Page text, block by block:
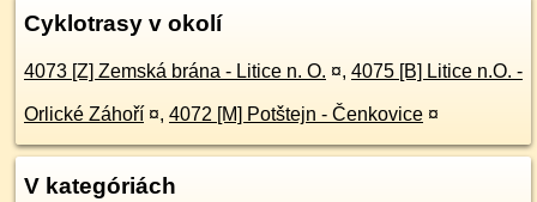
Cyklotrasy v okolí
4073 [Z] Zemská brána - Litice n. O. ¤, 4075 [B] Litice n.O. -
Orlické Záhoří ¤, 4072 [M] Potštejn - Čenkovice ¤
V kategóriách